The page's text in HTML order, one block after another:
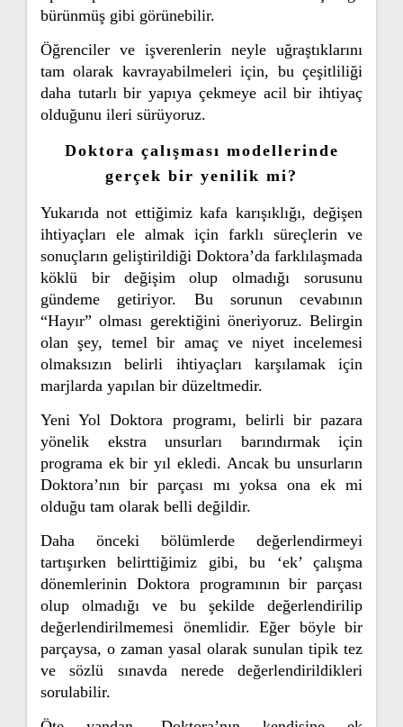
bürünmüş gibi görünebilir.
Öğrenciler ve işverenlerin neyle uğraştıklarını
tam olarak kavrayabilmeleri için, bu çeşitliliği
daha tutarlı bir yapıya çekmeye acil bir ihtiyaç
olduğunu ileri sürüyoruz.
Doktora çalışması modellerinde
gerçek bir yenilik mi?
Yukarıda not ettiğimiz kafa karışıklığı, değişen
ihtiyaçları ele almak için farklı süreçlerin ve
sonuçların geliştirildiği Doktora’da farklılaşmada
köklü bir değişim olup olmadığı sorusunu
gündeme getiriyor. Bu sorunun cevabının
“Hayır” olması gerektiğini öneriyoruz. Belirgin
olan şey, temel bir amaç ve niyet incelemesi
olmaksızın belirli ihtiyaçları karşılamak için
marjlarda yapılan bir düzeltmedir.
Yeni Yol Doktora programı, belirli bir pazara
yönelik ekstra unsurları barındırmak için
programa ek bir yıl ekledi. Ancak bu unsurların
Doktora’nın bir parçası mı yoksa ona ek mi
olduğu tam olarak belli değildir.
Daha önceki bölümlerde değerlendirmeyi
tartışırken belirttiğimiz gibi, bu ‘ek’ çalışma
dönemlerinin Doktora programının bir parçası
olup olmadığı ve bu şekilde değerlendirilip
değerlendirilmemesi önemlidir. Eğer böyle bir
parçaysa, o zaman yasal olarak sunulan tipik tez
ve sözlü sınavda nerede değerlendirildikleri
sorulabilir.